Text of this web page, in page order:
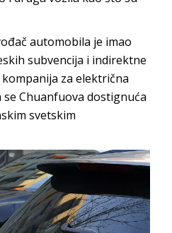
automobila je imao
subvencija i indirektne
za električna
se Chuanfuova dostignuća
svetskim